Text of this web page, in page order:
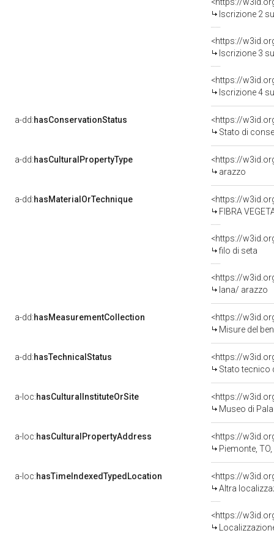
Iscrizione 2
<https://
Iscrizione 3
<https://
Iscrizione 4
a-dd:hasConservationStatus
<https://
Stato di
a-dd:hasCulturalPropertyType
<https://
arazzo
a-dd:hasMaterialOrTechnique
<https://
FIBRA
<https://
filo di seta
<https://
lana/ arazzo
a-dd:hasMeasurementCollection
<https://
Misure del
a-dd:hasTechnicalStatus
<https://
Stato tecnico
a-loc:hasCulturalInstituteOrSite
<https://
Museo di
a-loc:hasCulturalPropertyAddress
<https://
Piemonte,
a-loc:hasTimeIndexedTypedLocation
<https://
Altra
<https://